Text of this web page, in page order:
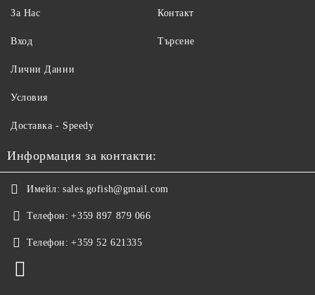
За Нас
Вход
Контакт
Търсене
Лични Данни
Условия
Доставка - Speedy
Информация за контакти:
Имейл: sales.gofish@gmail.com
Телефон: +359 897 879 066
Телефон: +359 52 621335